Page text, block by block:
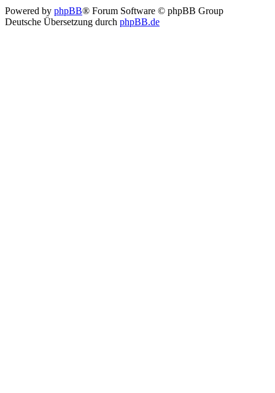
Powered by phpBB® Forum Software © phpBB Group
Deutsche Übersetzung durch phpBB.de